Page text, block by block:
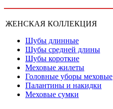
ЖЕНСКАЯ КОЛЛЕКЦИЯ
Шубы длинные
Шубы средней длины
Шубы короткие
Меховые жилеты
Головные уборы меховые
Палантины и накидки
Меховые сумки